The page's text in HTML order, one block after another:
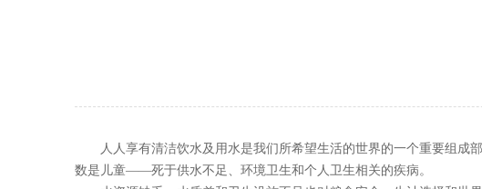
人人享有清洁饮水及用水是我们所希望生活的世界的一个重要组成
数是儿童——死于供水不足、环境卫生和个人卫生相关的疾病。